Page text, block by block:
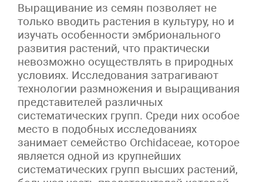
Выращивание из семян позволяет не
только вводить растения в культуру, но и
изучать особенности эмбрионального
развития растений, что практически
невозможно осуществлять в природных
условиях. Исследования затрагивают
технологии размножения и выращивания
представителей различных
систематических групп. Среди них особое
место в подобных исследованиях
занимает семейство Orchidaceae, которое
является одной из крупнейших
систематических групп высших растений,